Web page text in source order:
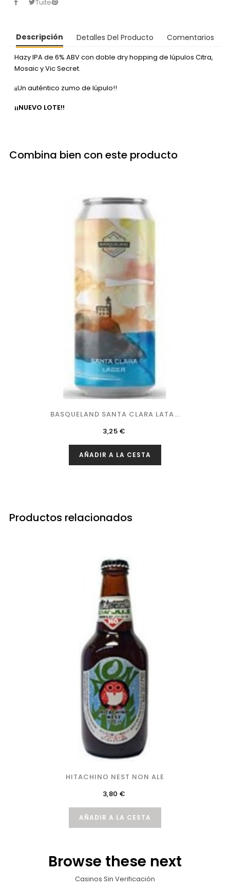
Tuitear
Descripción Detalles Del Producto Comentarios
Hazy IPA de 6% ABV con doble dry hopping de lúpulos Citra,
Mosaic y Vic Secret.
¡¡Un auténtico zumo de lúpulo!!
¡¡NUEVO LOTE!!
Combina bien con este producto
BASQUELAND SANTA CLARA LATA...
Precio
3,25 €
AÑADIR A LA CESTA
Productos relacionados
HITACHINO NEST NON ALE
Precio
3,80 €
AÑADIR A LA CESTA
Browse these next
Casinos Sin Verificación